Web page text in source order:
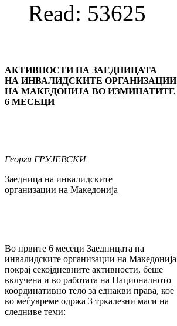
Read: 53625
АКТИВНОСТИ НА ЗАЕДНИЦАТА
НА ИНВАЛИДСКИТЕ ОРГАНИЗАЦИИ
НА МАКЕДОНИЈА ВО ИЗМИНАТИТЕ
6 МЕСЕЦИ
Георги ГРУЈЕВСКИ
Заедница на инвалидските
организации на Македонија
Во првите 6 месеци Заедницата на
инвалидските организации на Македонија
покрај секојдневните активности, беше
вклучена и во работата на Националното
координативно тело за еднакви права, кое
во меѓувреме одржа 3 тркалезни маси на
следниве теми: